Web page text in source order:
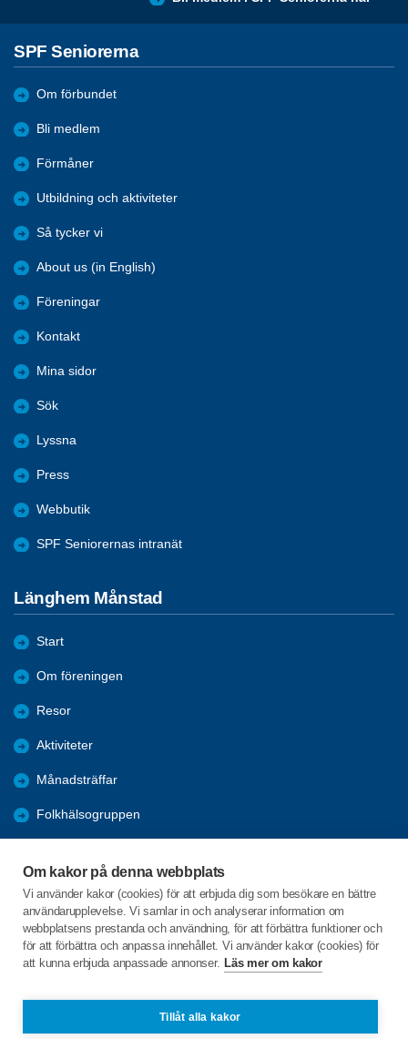
Om kakor på denna webbplats
Vi använder kakor (cookies) för att erbjuda dig som besökare en bättre
användarupplevelse. Vi samlar in och analyserar information om
webbplatsens prestanda och användning, för att förbättra funktioner och
för att förbättra och anpassa innehållet. Vi använder kakor (cookies) för
att kunna erbjuda anpassade annonser. Läs mer om kakor
Tillåt alla kakor
SPF Seniorerna
Om förbundet
Bli medlem
Förmåner
Utbildning och aktiviteter
Så tycker vi
About us (in English)
Föreningar
Kontakt
Mina sidor
Sök
Lyssna
Press
Webbutik
SPF Seniorernas intranät
Länghem Månstad
Start
Om föreningen
Resor
Aktiviteter
Månadsträffar
Folkhälsogruppen
Förmåner
C/o:Ralph Algotsson